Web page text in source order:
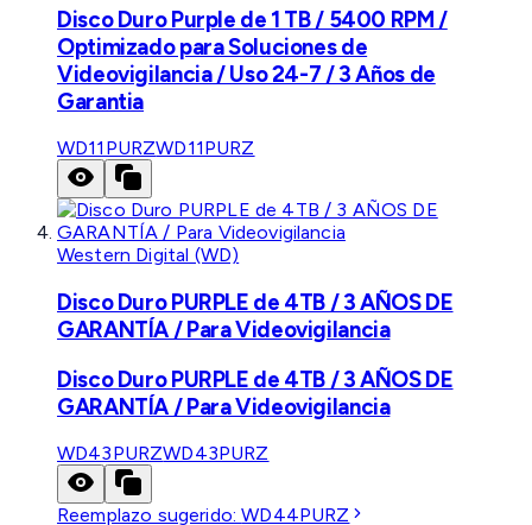
Disco Duro Purple de 1 TB / 5400 RPM /
Optimizado para Soluciones de
Videovigilancia / Uso 24-7 / 3 Años de
Garantia
WD11PURZWD11PURZ
Western Digital (WD)
Disco Duro PURPLE de 4TB / 3 AÑOS DE
GARANTÍA / Para Videovigilancia
Disco Duro PURPLE de 4TB / 3 AÑOS DE
GARANTÍA / Para Videovigilancia
WD43PURZWD43PURZ
Reemplazo sugerido:WD44PURZ